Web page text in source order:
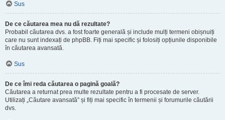
Sus
De ce căutarea mea nu dă rezultate?
Probabil căutarea dvs. a fost foarte generală și include mulți termeni obișnuiți
care nu sunt indexați de phpBB. Fiți mai specific și folosiți opțiunile disponibile
în căutarea avansată.
Sus
De ce îmi reda căutarea o pagină goală?
Căutarea a returnat prea multe rezultate pentru a fi procesate de server.
Utilizați „Căutare avansată” și fiți mai specific în termenii și forumurile căutării
dvs.